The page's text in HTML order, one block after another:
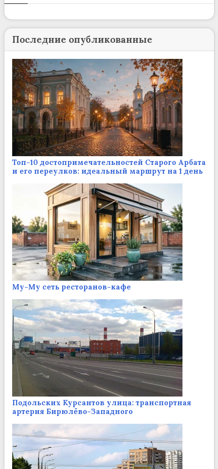
Последние опубликованные
Топ-10 достопримечательностей Старого Арбата
и его переулков: идеальный маршрут на 1 день
Му-Му сеть ресторанов-кафе
Подольских Курсантов улица: транспортная
артерия Бирюлёво-Западного